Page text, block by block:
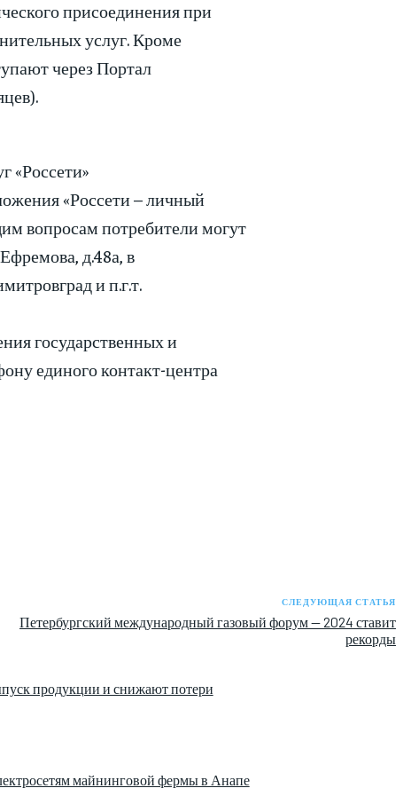
присоединения при
услуг. Кроме
через Портал
«Россети»
«Россети – личный
вопросам потребители могут
д.48а, в
и п.г.т.
государственных и
единого контакт-центра
СЛЕДУЮЩАЯ СТАТЬЯ
Петербургский международный газовый форум — 2024 ставит
рекорды
продукции и снижают потери
майнинговой фермы в Анапе